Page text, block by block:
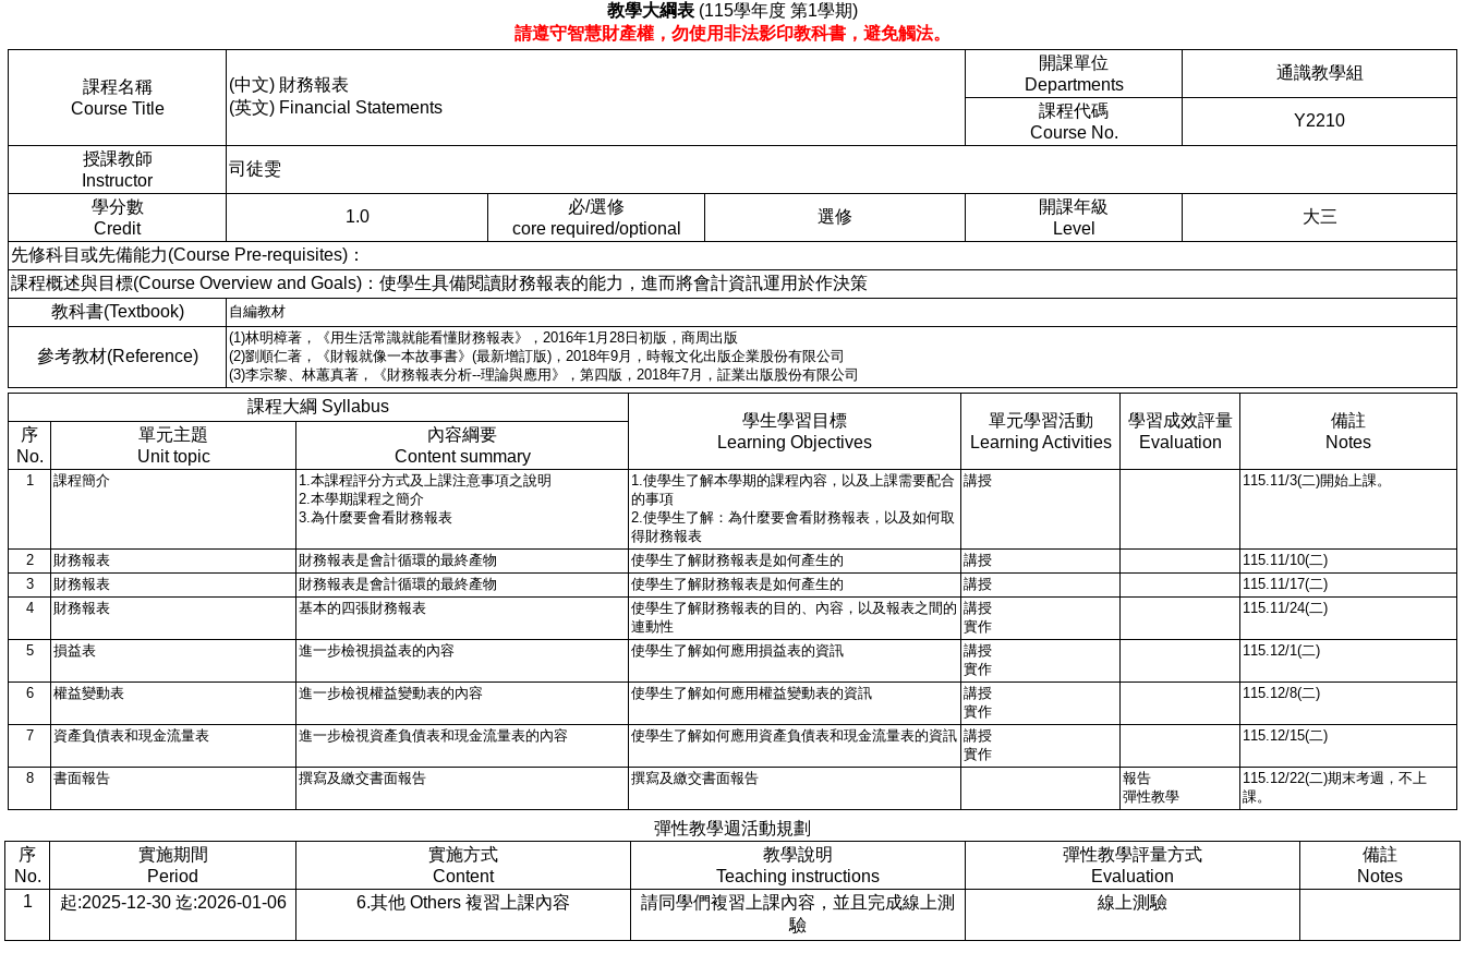
教學大綱表 (115學年度 第1學期)
請遵守智慧財產權，勿使用非法影印教科書，避免觸法。
課程名稱
Course Title
(中文) 財務報表
(英文) Financial Statements
開課單位
Departments
通識教學組
課程代碼
Course No.
Y2210
授課教師
Instructor
司徒雯
學分數
Credit
1.0
必/選修
core required/optional
選修
開課年級
Level
大三
先修科目或先備能力(Course Pre-requisites)：
課程概述與目標(Course Overview and Goals)：使學生具備閱讀財務報表的能力，進而將會計資訊運用於作決策
教科書(Textbook)
自編教材
參考教材(Reference)
(1)林明樟著，《用生活常識就能看懂財務報表》，2016年1月28日初版，商周出版
(2)劉順仁著，《財報就像一本故事書》(最新增訂版)，2018年9月，時報文化出版企業股份有限公司
(3)李宗黎、林蕙真著，《財務報表分析--理論與應用》，第四版，2018年7月，証業出版股份有限公司
課程大綱 Syllabus
學生學習目標
Learning Objectives
單元學習活動
Learning Activities
學習成效評量
Evaluation
備註
Notes
序
No.
單元主題
Unit topic
內容綱要
Content summary
1 課程簡介
1.本課程評分方式及上課注意事項之說明
2.本學期課程之簡介
3.為什麼要會看財務報表
1.使學生了解本學期的課程內容，以及上課需要配合
的事項
2.使學生了解：為什麼要會看財務報表，以及如何取
得財務報表
講授 115.11/3(二)開始上課。
2 財務報表 財務報表是會計循環的最終產物 使學生了解財務報表是如何產生的 講授
115.11/10(二)
3
財務報表 財務報表是會計循環的最終產物 使學生了解財務報表是如何產生的 講授
115.11/17(二)
4
財務報表 基本的四張財務報表
使學生了解財務報表的目的、內容，以及報表之間的
連動性
講授
實作
115.11/24(二)
5 損益表 進一步檢視損益表的內容 使學生了解如何應用損益表的資訊
講授
實作
115.12/1(二)
6 權益變動表 進一步檢視權益變動表的內容 使學生了解如何應用權益變動表的資訊
講授
實作
115.12/8(二)
7 資產負債表和現金流量表 進一步檢視資產負債表和現金流量表的內容 使學生了解如何應用資產負債表和現金流量表的資訊 講授
實作
115.12/15(二)
8 書面報告 撰寫及繳交書面報告 撰寫及繳交書面報告
報告
彈性教學
115.12/22(二)期末考週，不上
課。
彈性教學週活動規劃
序
No.
實施期間
Period
實施方式
Content
教學說明
Teaching instructions
彈性教學評量方式
Evaluation
備註
Notes
1
起:2025-12-30 迄:2026-01-06 6.其他 Others 複習上課內容
請同學們複習上課內容，並且完成線上測
驗
線上測驗